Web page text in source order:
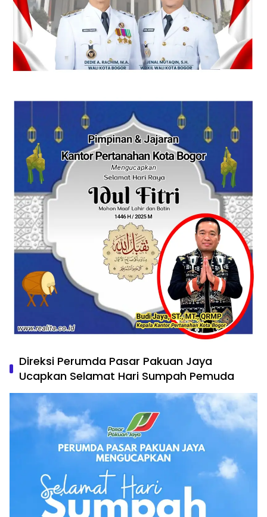
Direksi Perumda Pasar Pakuan Jaya
Ucapkan Selamat Hari Sumpah Pemuda